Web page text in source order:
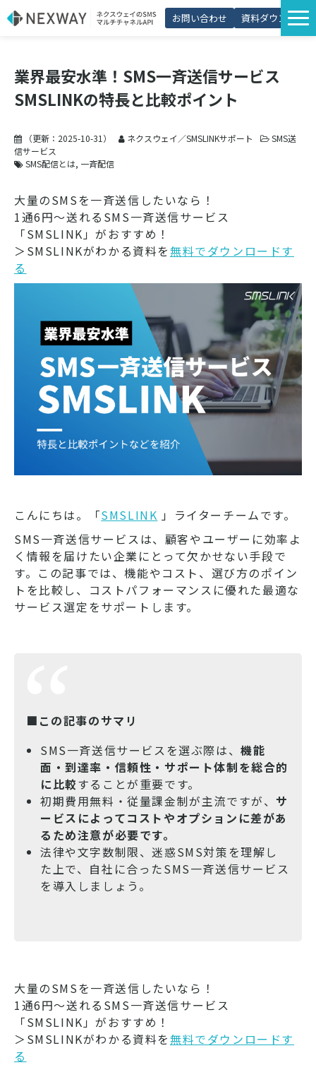
お問い合わせ 資料ダウンロード
選ばれる理由
プラン・価格
導入事例
パートナー制度
業界最安水準！SMS一斉送信サービス
SMSLINKの特長と比較ポイント
（更新： 2025-10-31 ） ネクスウェイ／SMSLINKサポート
SMS送
信サービス
SMS配信とは 一斉配信
大量のSMSを一斉送信したいなら！
1通6円～送れるSMS一斉送信サービス
「SMSLINK」がおすすめ！
＞SMSLINKがわかる資料を無料でダウンロードす
る
こんにちは。「SMSLINK 」ライターチームです。
SMS一斉送信サービスは、顧客やユーザーに効率よ
く情報を届けたい企業にとって欠かせない手段で
す。この記事では、機能やコスト、選び方のポイン
トを比較し、コストパフォーマンスに優れた最適な
サービス選定をサポートします。
■この記事のサマリ
SMS一斉送信サービスを選ぶ際は、機能
面・到達率・信頼性・サポート体制を総合的
に比較することが重要です。
初期費用無料・従量課金制が主流ですが、 サ
ービスによってコストやオプションに差があ
るため注意が必要です。
法律や文字数制限、迷惑SMS対策を理解し
た上で、自社に合ったSMS一斉送信サービス
を導入しましょう。
大量のSMSを一斉送信したいなら！
1通6円～送れるSMS一斉送信サービス
「SMSLINK」がおすすめ！
＞SMSLINKがわかる資料を無料でダウンロードす
る